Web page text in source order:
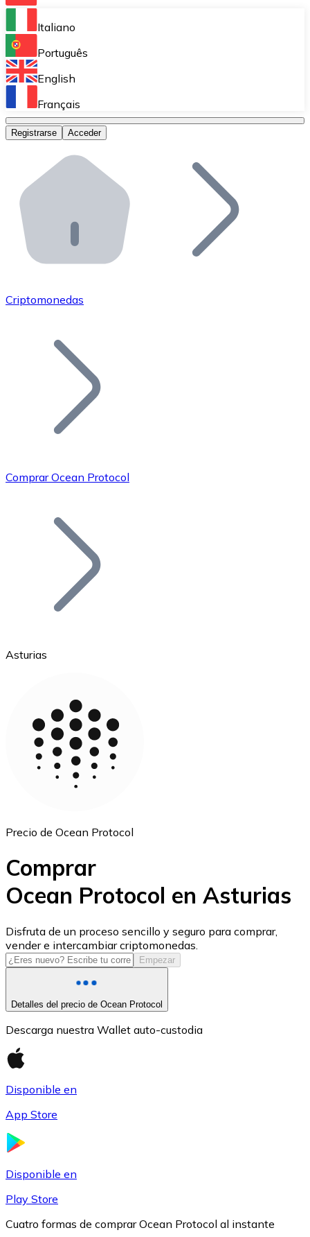
Bitnovo Ramp
Integra nuestra solución en tu plataforma.
Bitnovo Giftcards
Bitnovo OTC
Bitnovo ATM
Integra un ATM Bitnovo en tu negocio y permite que
Bitnovo API
Integra nuestra API en tu ecosistema.
Únete a nuestra red de distribuidores.
Añade tu proyecto a nuestro ecosistema.
Bitcoin
Ethereum
ETH
USD Coin
USDC
Italiano
Português
English
Français
Registrarse Acceder
Criptomonedas
Comprar Ocean Protocol
Asturias
Precio de Ocean Protocol
Comprar
Ocean Protocol en Asturias
Disfruta de un proceso sencillo y seguro para comprar,
vender e intercambiar criptomonedas.
Empezar
Detalles del precio de Ocean Protocol
Descarga nuestra Wallet auto-custodia
Disponible en
App Store
Disponible en
Play Store
Cuatro formas de comprar Ocean Protocol al instante